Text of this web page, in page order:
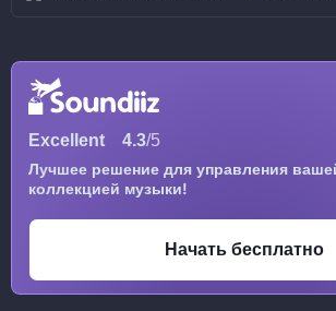
Excellent 4.3/5
Лучшее решение для управления
коллекцией музыки!
Начать бесплатно